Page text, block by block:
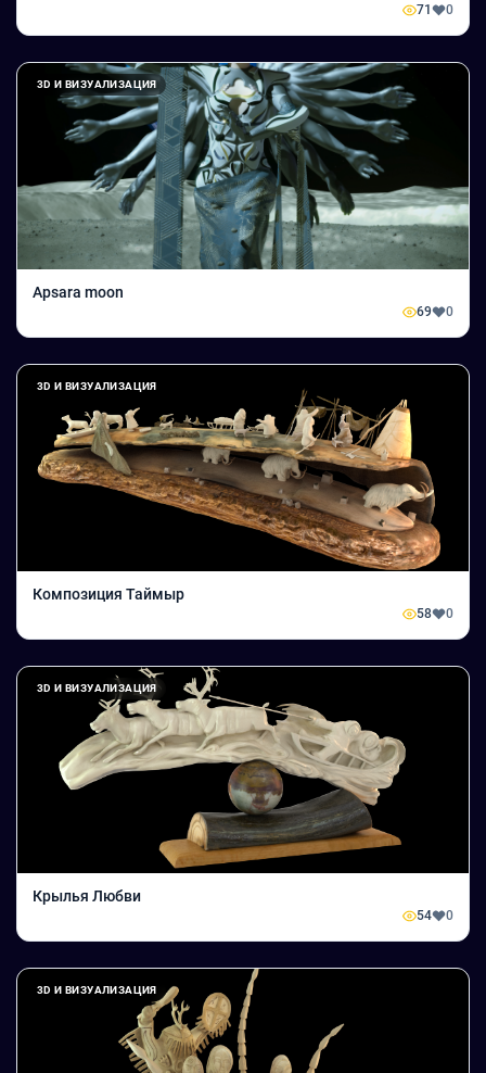
71 0
3D И ВИЗУАЛИЗАЦИЯ
Apsara moon
69 0
3D И ВИЗУАЛИЗАЦИЯ
Композиция Таймыр
58 0
3D И ВИЗУАЛИЗАЦИЯ
Крылья Любви
54 0
3D И ВИЗУАЛИЗАЦИЯ